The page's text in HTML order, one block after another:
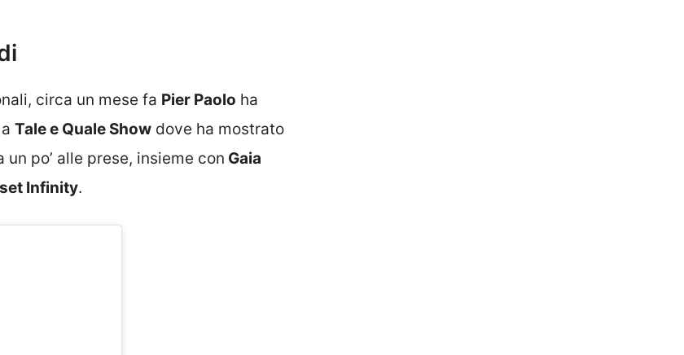
circa un mese fa Pier Paolo ha
Tale e Quale Show dove ha mostrato
un po’ alle prese, insieme con Gaia
Infinity.